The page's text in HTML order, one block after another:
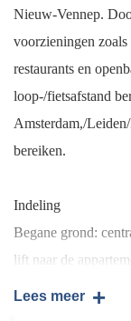
Nieuw-Vennep.
voorzieningen
restaurants en
loop-/fietsafstand
Amsterdam,/
bereiken.
Indeling
Begane grond:
lift naar de
Lees meer +